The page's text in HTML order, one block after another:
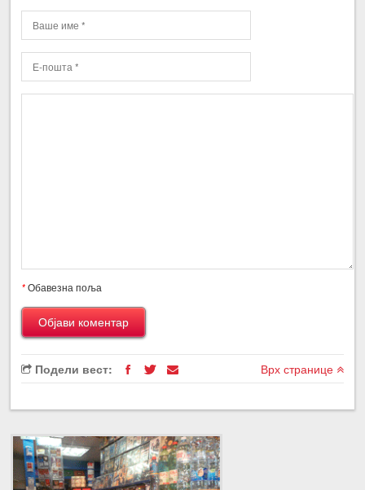
*Обавезна поља
Подели вест: Врх странице